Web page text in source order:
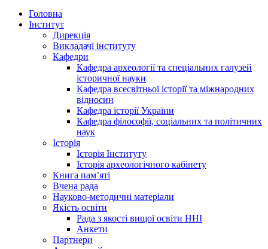
Головна
Інститут
Дирекція
Викладачі інституту
Кафедри
Кафедра археології та спеціальних галузей
історичної науки
Кафедра всесвітньої історії та міжнародних
відносин
Кафедра історії України
Кафедра філософії, соціальних та політичних
наук
Історія
Історія Інституту
Історія археологічного кабінету
Книга памʼяті
Вчена рада
Науково-методичні матеріали
Якість освіти
Рада з якості вищої освіти ННІ
Анкети
Партнери